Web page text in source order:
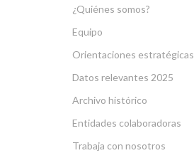
¿Quiénes somos?
Equipo
Orientaciones estratégicas
Datos relevantes 2025
Archivo histórico
Entidades colaboradoras
Trabaja con nosotros